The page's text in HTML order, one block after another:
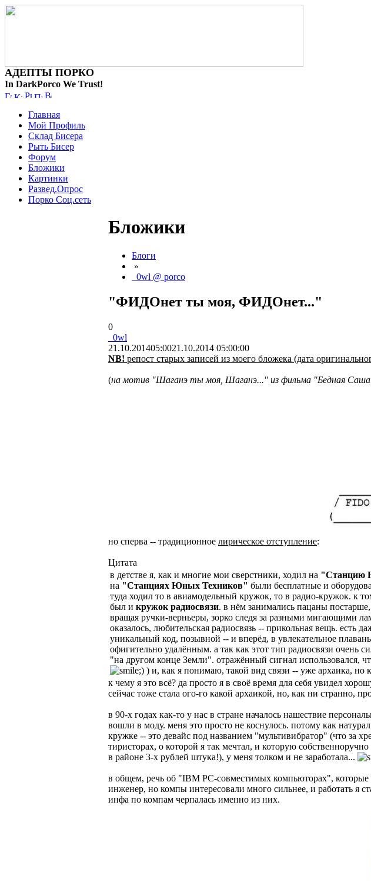
АДЕПТЫ ПОРКО
In DarkPorco We Trust!
Главная
Мой Профиль
Склад Бисера
Рыть Бисер
Форум
Бложики
Картинки
Развед.Опрос
Порко Соц.сеть
Бложики
Блоги
»
_0wl @ porco
"ФИДОнет ты моя, ФИДОнет..."
0
_0wl
21.10.201405:0021.10.2014 05:00:00
NB! репост старых записей из моего бложека (дата
(на мотив "Шаганэ ты моя, Шаганэ..." из фильма "Бедная
но сперва -- традиционное лирическое отступление:
Цитата
в детстве я, как и многие мои сверстники, ходил на "Станцию
на "Станциях Юных Техников" были бесплатные и
туда ходил то в авиамодельный кружок, то в радио-кружок. к
был и кружок радиосвязи. в нём занимались пацаны
вращая ручки-верньеры, зорко следя за разными мигающими
оказалось, любительская радиосвязь -- прикольная вещь. есть
уникальный код, позывной -- и вперёд, в увлекательное
офигительно удалённым. а так как этот тип радиосвязи очень
"на другом конце Земли". отражённый сигнал использовался,
) и, как я понимаю, такой вид связи -- уже архаика, но
к чему я это всё? да просто я в своё время для себя увидел
сейчас тоже стала ого-го какой архаикой, но, как ни странно,
в 90-х годах как-то у нас в стране началось нашествие
вошли в моду. меня это просто не коснулось. потому как
кружке -- это девайс под названием "мультивибратор" (что за
тиристорах, о которой я так мечтал, и которую
в районе 3-х рублей штука!), у меня толком и не заработала...
в общем, речь об "IBM PC-совместимых компьюторах", которые
инженер, но компы интересовали много сильнее, и работать я
инфа по компам черпалась именно из них.